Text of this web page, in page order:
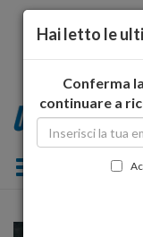
Toggle
Hai letto le
Conferma
continuare a